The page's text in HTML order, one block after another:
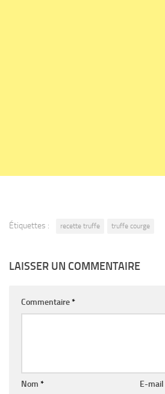
Étiquettes : recette truffe truffe courge
LAISSER UN COMMENTAIRE
Commentaire*
Nom * E-mail